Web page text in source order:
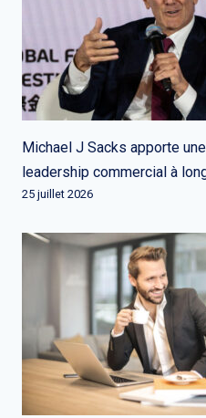
Michael J Sacks apporte
leadership commercial à
25 juillet 2026